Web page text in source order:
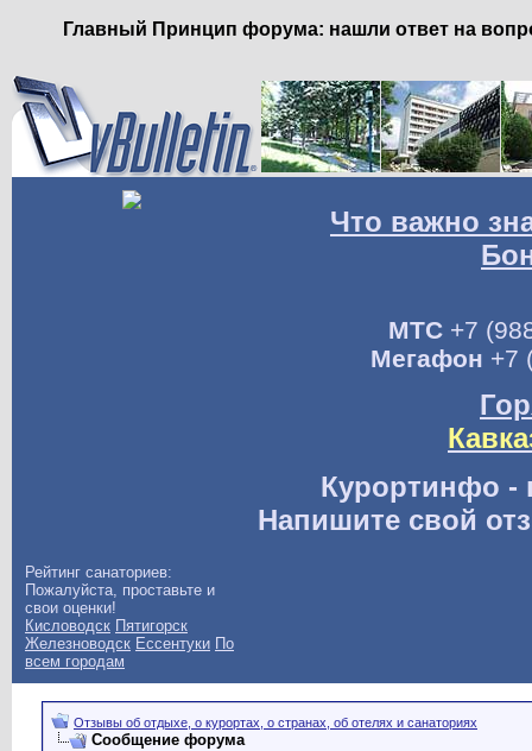
Главный Принцип форума: нашли ответ на
Что важно
МТС+7
Мегафон +7
Курортинфо -
Напишите свой
Рейтинг санаториев:
Пожалуйста, проставьте и
свои оценки!
Кисловодск Пятигорск
Железноводск Ессентуки По
всем городам
Отзывы об отдыхе, о курортах, о странах, об отелях и санаториях
Сообщение форума